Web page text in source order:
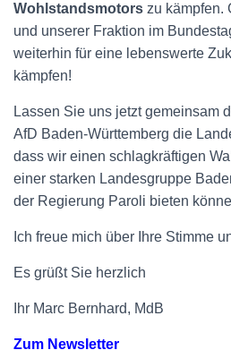
Wohlstandsmotors zu kämpfen.
und unserer Fraktion im
weiterhin für eine lebenswerte
kämpfen!
Lassen Sie uns jetzt gemeinsam
AfD Baden-Württemberg die
dass wir einen schlagkräftigen
einer starken Landesgruppe
der Regierung Paroli bieten
Ich freue mich über Ihre Stimme
Es grüßt Sie herzlich
Ihr Marc Bernhard, MdB
Zum Newsletter